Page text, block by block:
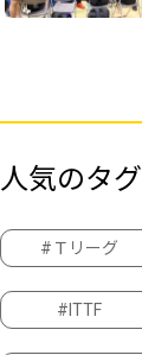
人気のタグ
#Ｔリーグ
#ITTF